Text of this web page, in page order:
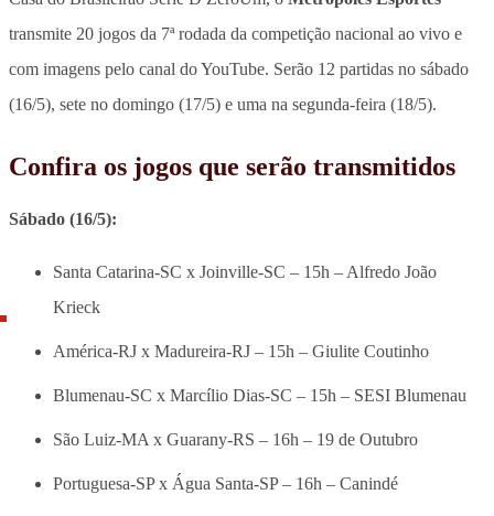
transmite 20 jogos da 7ª rodada da competição nacional ao vivo e
com imagens pelo canal do YouTube. Serão 12 partidas no sábado
(16/5), sete no domingo (17/5) e uma na segunda-feira (18/5).
Confira os jogos que serão transmitidos
Sábado (16/5):
Santa Catarina-SC x Joinville-SC – 15h – Alfredo João
Krieck
América-RJ x Madureira-RJ – 15h – Giulite Coutinho
Blumenau-SC x Marcílio Dias-SC – 15h – SESI Blumenau
São Luiz-MA x Guarany-RS – 16h – 19 de Outubro
Portuguesa-SP x Água Santa-SP – 16h – Canindé